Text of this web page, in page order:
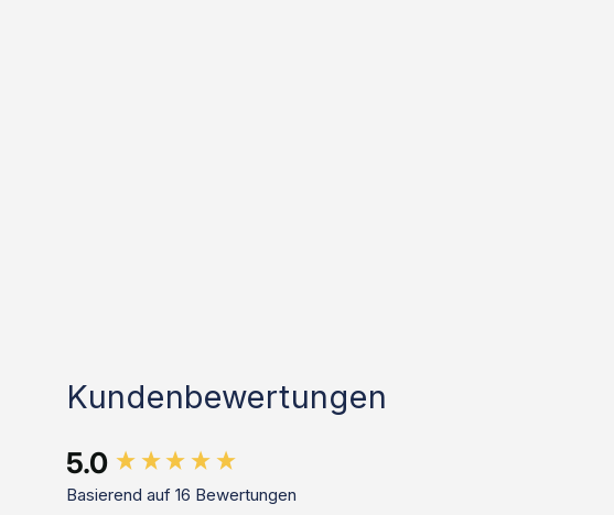
Kundenbewertungen
5.0
Basierend auf 16 Bewertungen
New content loaded